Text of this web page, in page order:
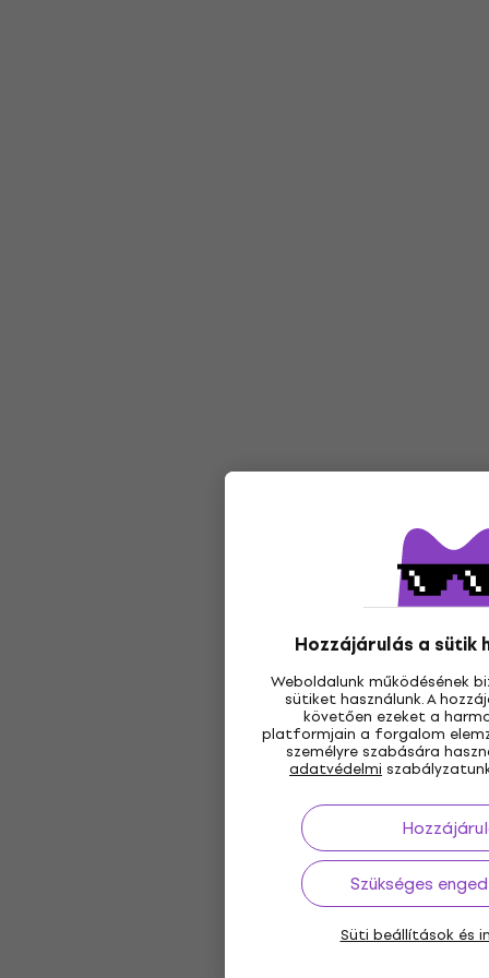
Hozzájárulás a sütik
Weboldalunk működésének
sütiket használunk. A
követően ezeket a
platformjain a forgalom
személyre szabására
adatvédelmi
Szükséges
Süti beállítások és